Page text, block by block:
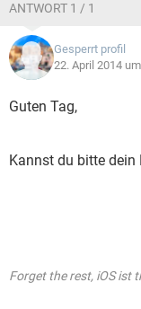
ANTWORT 1 / 1
Gesperrt profil
22. April 2014
Guten Tag,
Kannst du bitte dein
Forget the rest, iOS ist